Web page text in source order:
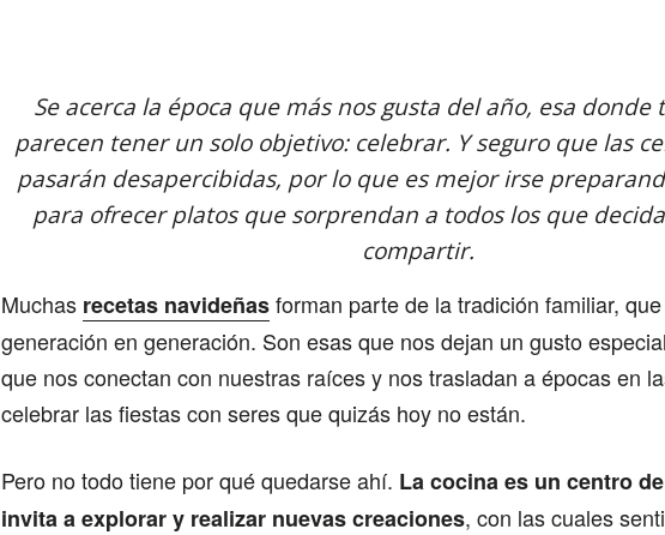
Se acerca la época que más nos gusta del año, esa donde
parecen tener un solo objetivo: celebrar. Y seguro que las
pasarán desapercibidas, por lo que es mejor irse
para ofrecer platos que sorprendan a todos los que
compartir.
Muchas recetas navideñasforman parte de la tradición familiar,
generación en generación. Son esas que nos dejan un gusto
que nos conectan con nuestras raíces y nos trasladan a épocas en
celebrar las fiestas con seres que quizás hoy no están.
Pero no todo tiene por qué quedarse ahí. La cocina es un centro
invita a explorar y realizar nuevas creaciones, con las cuales